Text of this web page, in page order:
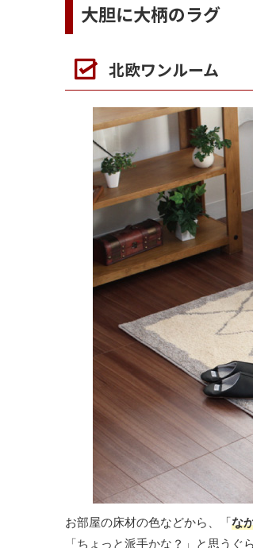
大胆に大柄のラグ
北欧ワンルーム
お部屋の床材の色などから、「な
「ちょっと派手かな？」と思うぐ